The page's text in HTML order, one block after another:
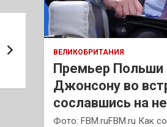
ВЕЛИКОБРИТАНИЯ
Премьер Польши
Джонсону во
сославшись на
Фото: FBM.ruFBM.ru Как